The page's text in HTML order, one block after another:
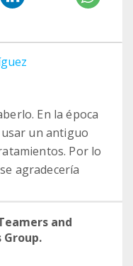
En la época
usar un antiguo
Por lo
agradecería
and